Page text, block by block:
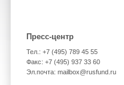
Пресс-центр
Тел.: +7 (495) 789 45 55
Факс: +7 (495) 937 33 60
Эл.почта: mailbox@rusfund.ru